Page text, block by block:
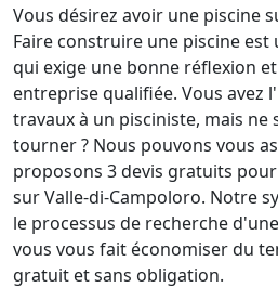
Vous désirez avoir une piscine
Faire construire une piscine
qui exige une bonne réflexion
entreprise qualifiée. Vous avez
travaux à un pisciniste, mais ne
tourner ? Nous pouvons vous
proposons 3 devis gratuits
sur Valle-di-Campoloro. Notre
le processus de recherche
vous vous fait économiser du
gratuit et sans obligation.